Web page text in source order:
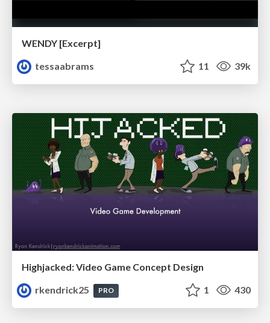
WENDY [Excerpt]
tessaabrams
11 39k
Highjacked: Video Game Concept Design
rkendrick25
PRO 1 430